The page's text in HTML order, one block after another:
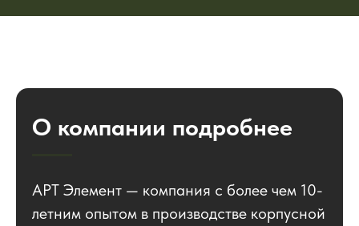
О компании подробнее
АРТ Элемент — компания с более чем 10-
летним опытом в производстве корпусной